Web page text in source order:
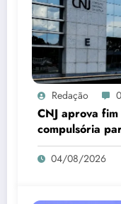
Redação 0
CNJ aprova
compulsória
04/08/2026